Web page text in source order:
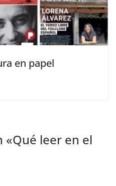
en papel
«Qué leer en el